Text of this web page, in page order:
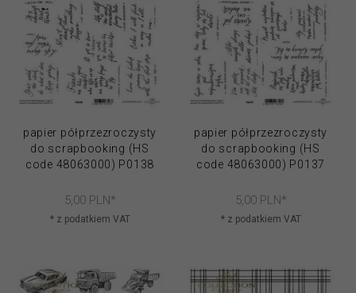
papier półprzezroczysty
do scrapbooking (HS
code 48063000) P0138
5, 00 PLN*
* z podatkiem VAT
papier półprzezroczysty
do scrapbooking (HS
code 48063000) P0137
5, 00 PLN*
* z podatkiem VAT